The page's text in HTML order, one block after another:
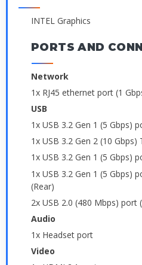
INTEL Graphics
PORTS AND
Network
1x RJ45 ethernet port (1
USB
1x USB 3.2 Gen 1 (5 Gbps)
1x USB 3.2 Gen 2 (10
1x USB 3.2 Gen 1 (5 Gbps)
1x USB 3.2 Gen 1 (5 Gbps)
(Rear)
2x USB 2.0 (480 Mbps) port
Audio
1x Headset port
Video